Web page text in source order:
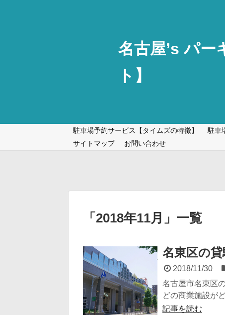
名古屋’s パー
ト】
駐車場予約サービス【タイムズの特徴】 駐車
サイトマップ
お問い合わせ
「 2018年11月 」 一覧
名東区の
2018/11/30
名古屋市名東区
どの商業施設が
記事を読む